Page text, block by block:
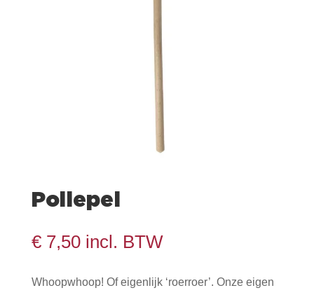
Pollepel
€7,50 incl. BTW
Whoopwhoop! Of eigenlijk ‘roerroer’. Onze eigen